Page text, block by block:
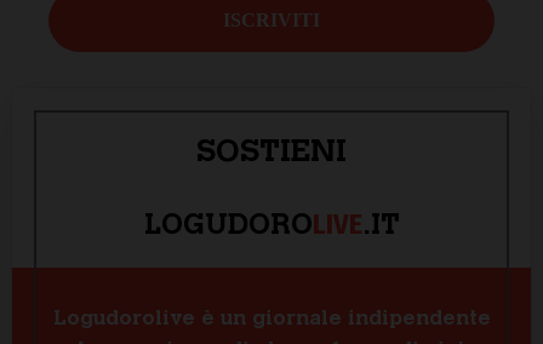
SOSTIENI
LOGUDOROLIVE.IT
Logudorolive è un giornale indipendente